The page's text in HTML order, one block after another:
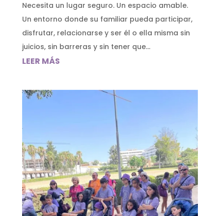
Necesita un lugar seguro. Un espacio amable.
Un entorno donde su familiar pueda participar,
disfrutar, relacionarse y ser él o ella misma sin
juicios, sin barreras y sin tener que...
LEER MÁS